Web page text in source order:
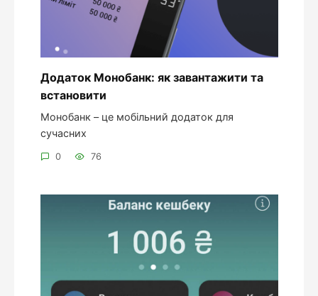
Додаток Монобанк: як завантажити та
встановити
Монобанк – це мобільний додаток для
сучасних
0 76